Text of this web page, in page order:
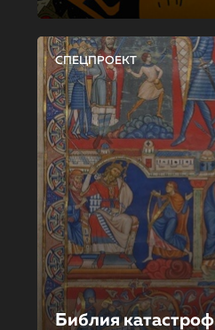
СПЕЦПРОЕКТ
Библия катастроф